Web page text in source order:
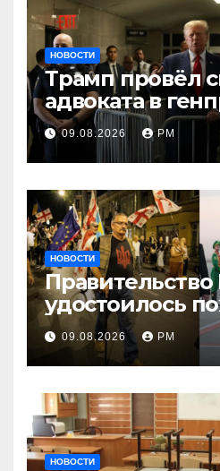
НОВОСТИ
Трамп провёл
адвоката в
09.08.2026 РМ
НОВОСТИ
удостоилось
Москвы
09.08.2026 РМ
НОВОСТИ